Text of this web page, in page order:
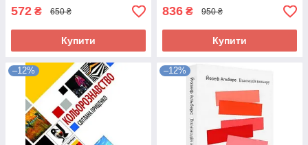
572 ₴ 650 ₴
Купити
836 ₴ 950 ₴
Купити
–12% –12%